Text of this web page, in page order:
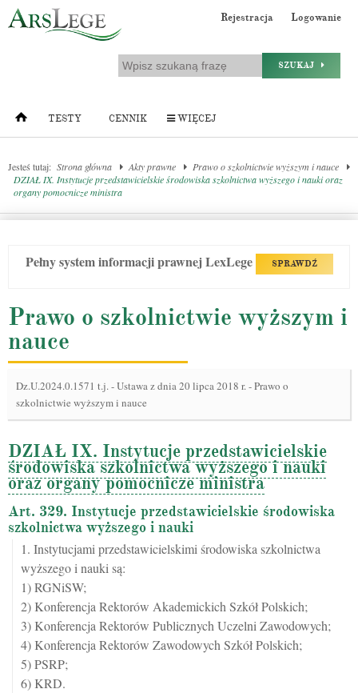
Rejestracja Logowanie
SZUKAJ
TESTY CENNIK WIĘCEJ
Jesteś tutaj: Strona główna Akty prawne
Prawo o szkolnictwie wyższym i nauce
DZIAŁ IX. Instytucje przedstawicielskie środowiska szkolnictwa wyższego i nauki oraz
organy pomocnicze ministra
Pełny system informacji prawnej LexLege SPRAWDŹ
Prawo o szkolnictwie wyższym i
nauce
Dz.U.2024.0.1571 t.j.-Ustawa z dnia 20 lipca 2018 r. - Prawo o
szkolnictwie wyższym i nauce
DZIAŁ IX. Instytucje przedstawicielskie
środowiska szkolnictwa wyższego i nauki
oraz organy pomocnicze ministra
Art. 329. Instytucje przedstawicielskie środowiska
szkolnictwa wyższego i nauki
1. Instytucjami przedstawicielskimi środowiska szkolnictwa
wyższego i nauki są:
1) RGNiSW;
2) Konferencja Rektorów Akademickich Szkół Polskich;
3) Konferencja Rektorów Publicznych Uczelni Zawodowych;
4) Konferencja Rektorów Zawodowych Szkół Polskich;
5) PSRP;
6) KRD.